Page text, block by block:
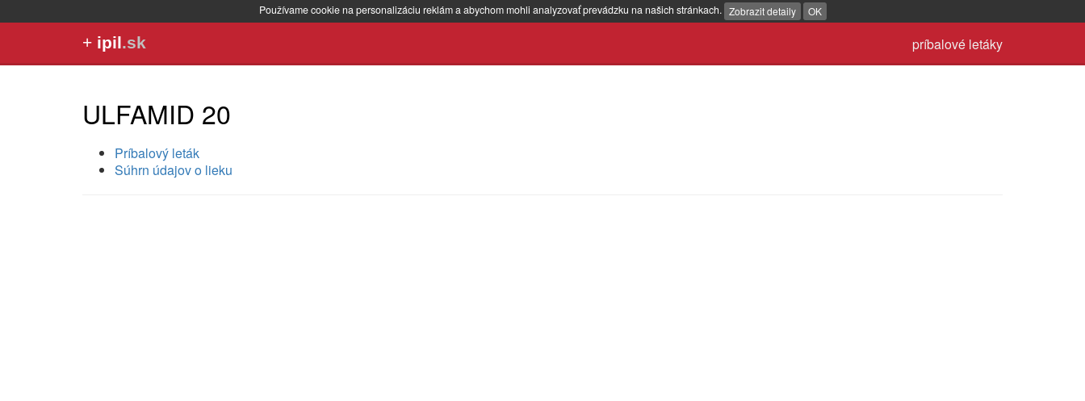
Používame cookie na personalizáciu reklám a abychom mohli analyzovať prevádzku na našich stránkach. Zobrazit detaily OK
príbalové letáky
+ ipil.sk
ULFAMID 20
Príbalový leták
Súhrn údajov o lieku